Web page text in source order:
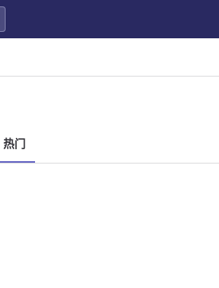
热门